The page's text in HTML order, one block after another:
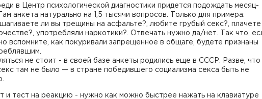
в Центр психологической диагностики придется подождать месяц-
анкета натурально на 1,5 тысячи вопросов. Только для примера:
ли вы трещины на асфальте?, любите грубый секс?, плачете
употребляли наркотики?. Отвечать нужно да/нет. Так что,
вспомните, как покуривали запрещенное в общаге, будете признаны
не стоит - в своей базе анкеты родились еще в СССР. Разве, что
там не было — в стране победившего социализма секса быть не
и тест на реакцию - нужно как можно быстрее нажать на клавиатуре